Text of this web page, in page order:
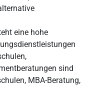
eine hohe
sind
MBA-Beratung,